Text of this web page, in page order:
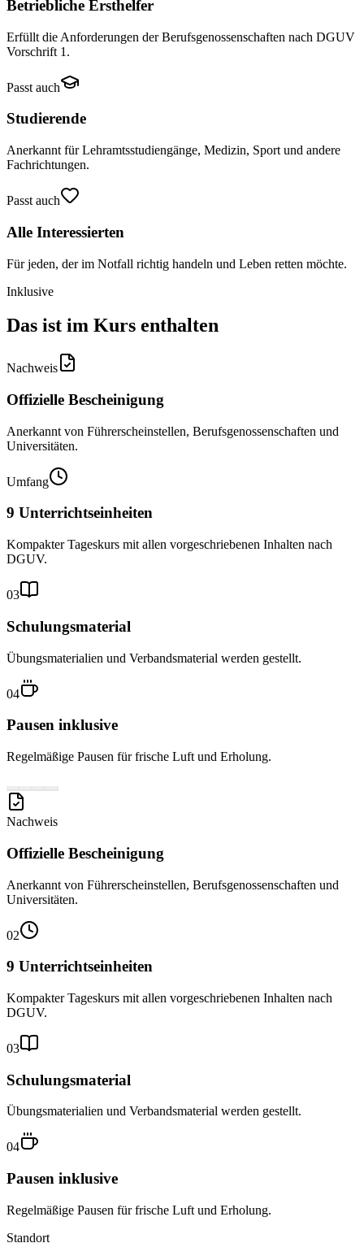
Betriebliche Ersthelfer
Erfüllt die Anforderungen der Berufsgenossenschaften nach DGUV
Vorschrift 1.
Passt auch
Studierende
Anerkannt für Lehramtsstudiengänge, Medizin, Sport und andere
Fachrichtungen.
Passt auch
Alle Interessierten
Für jeden, der im Notfall richtig handeln und Leben retten möchte.
Inklusive
Das ist im Kurs enthalten
Nachweis
Offizielle Bescheinigung
Anerkannt von Führerscheinstellen, Berufsgenossenschaften und
Universitäten.
Umfang
9 Unterrichtseinheiten
Kompakter Tageskurs mit allen vorgeschriebenen Inhalten nach
DGUV.
03
Schulungsmaterial
Übungsmaterialien und Verbandsmaterial werden gestellt.
04
Pausen inklusive
Regelmäßige Pausen für frische Luft und Erholung.
Nachweis
Offizielle Bescheinigung
Anerkannt von Führerscheinstellen, Berufsgenossenschaften und
Universitäten.
02
9 Unterrichtseinheiten
Kompakter Tageskurs mit allen vorgeschriebenen Inhalten nach
DGUV.
03
Schulungsmaterial
Übungsmaterialien und Verbandsmaterial werden gestellt.
04
Pausen inklusive
Regelmäßige Pausen für frische Luft und Erholung.
Standort